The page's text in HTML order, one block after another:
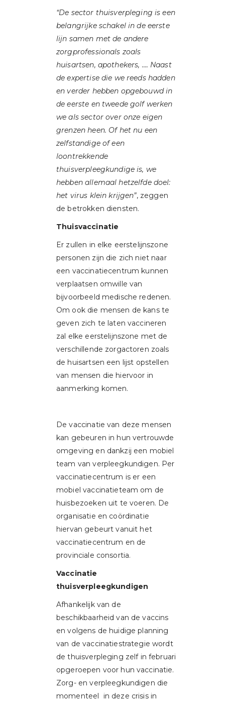
“De sector thuisverpleging is een
belangrijke schakel in de eerste
lijn samen met de andere
zorgprofessionals zoals
huisartsen, apothekers, …. Naast
de expertise die we reeds hadden
en verder hebben opgebouwd in
de eerste en tweede golf werken
we als sector over onze eigen
grenzen heen. Of het nu een
zelfstandige of een
loontrekkende
thuisverpleegkundige is, we
hebben allemaal hetzelfde doel:
het virus klein krijgen”, zeggen
de betrokken diensten.
Thuisvaccinatie
Er zullen in elke eerstelijnszone
personen zijn die zich niet naar
een vaccinatiecentrum kunnen
verplaatsen omwille van
bijvoorbeeld medische redenen.
Om ook die mensen de kans te
geven zich te laten vaccineren
zal elke eerstelijnszone met de
verschillende zorgactoren zoals
de huisartsen een lijst opstellen
van mensen die hiervoor in
aanmerking komen.
De vaccinatie van deze mensen
kan gebeuren in hun vertrouwde
omgeving en dankzij een mobiel
team van verpleegkundigen. Per
vaccinatiecentrum is er een
mobiel vaccinatieteam om de
huisbezoeken uit te voeren. De
organisatie en coördinatie
hiervan gebeurt vanuit het
vaccinatiecentrum en de
provinciale consortia.
Vaccinatie
thuisverpleegkundigen
Afhankelijk van de
beschikbaarheid van de vaccins
en volgens de huidige planning
van de vaccinatiestrategie wordt
de thuisverpleging zelf in februari
opgeroepen voor hun vaccinatie.
Zorg- en verpleegkundigen die
momenteel in deze crisis in